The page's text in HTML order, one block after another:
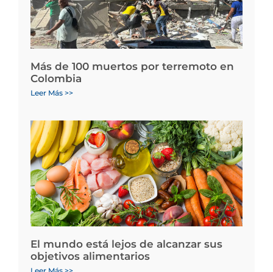
Más de 100 muertos por terremoto en
Colombia
Leer Más >>
El mundo está lejos de alcanzar sus
objetivos alimentarios